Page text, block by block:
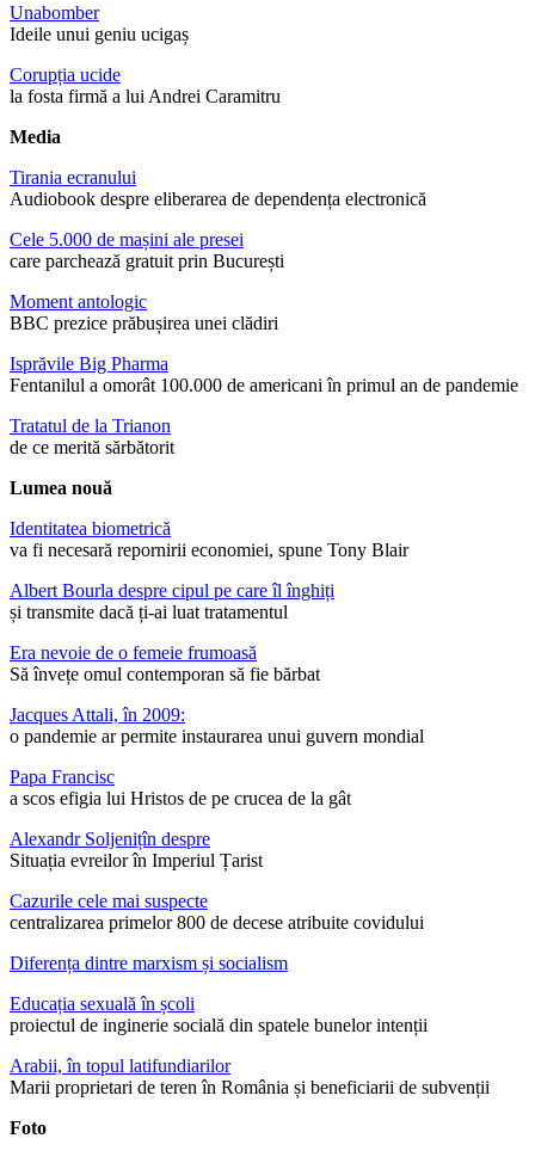
Unabomber
Ideile unui geniu ucigaș
Corupția ucide
la fosta firmă a lui Andrei Caramitru
Media
Tirania ecranului
Audiobook despre eliberarea de dependența electronică
Cele 5.000 de mașini ale presei
care parchează gratuit prin București
Moment antologic
BBC prezice prăbușirea unei clădiri
Isprăvile Big Pharma
Fentanilul a omorât 100.000 de americani în primul an de pandemie
Tratatul de la Trianon
de ce merită sărbătorit
Lumea nouă
Identitatea biometrică
va fi necesară repornirii economiei, spune Tony Blair
Albert Bourla despre cipul pe care îl înghiți
și transmite dacă ți-ai luat tratamentul
Era nevoie de o femeie frumoasă
Să învețe omul contemporan să fie bărbat
Jacques Attali, în 2009:
o pandemie ar permite instaurarea unui guvern mondial
Papa Francisc
a scos efigia lui Hristos de pe crucea de la gât
Alexandr Soljenițîn despre
Situația evreilor în Imperiul Țarist
Cazurile cele mai suspecte
centralizarea primelor 800 de decese atribuite covidului
Diferența dintre marxism și socialism
Educația sexuală în școli
proiectul de inginerie socială din spatele bunelor intenții
Arabii, în topul latifundiarilor
Marii proprietari de teren în România și beneficiarii de subvenții
Foto